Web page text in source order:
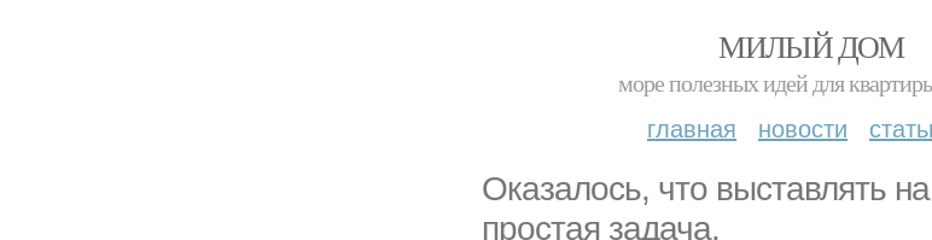
МИЛЫЙ ДОМ
море полезных идей для
главная новости
Оказалось, что выставлять
простая задача.